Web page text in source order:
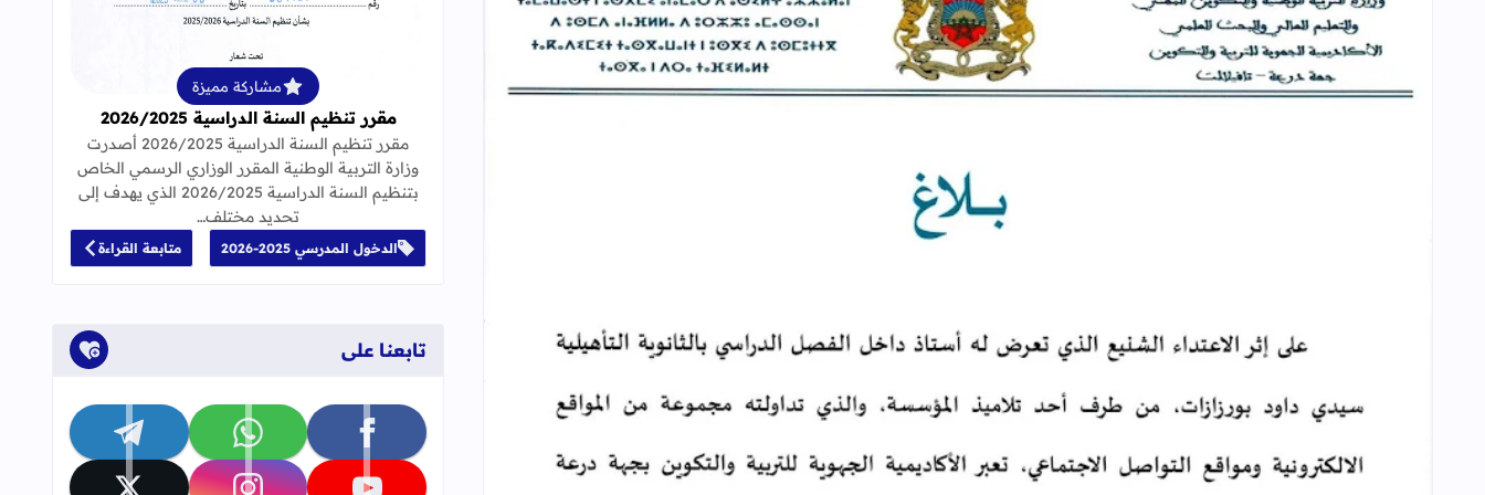
قراءة المزيد عن مقرر تنظيم السنة الدراسية
مشاركة مميزة
مقرر تنظيم السنة الدراسية 2026/2025
مقرر تنظيم السنة الدراسية 2026/2025 أصدرت
وزارة التربية الوطنية المقرر الوزاري الرسمي الخاص
بتنظيم السنة الدراسية 2026/2025 الذي يهدف إلى
تحديد مختلف…
الدخول المدرسي 2025-2026 متابعة القراءة
تابعنا على
تابعنا على facebook تابعنا على whatsapp تابعنا على telegram